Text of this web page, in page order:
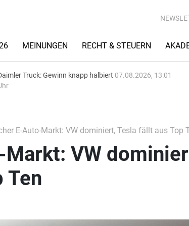
MEINUNGEN RECHT & STEUERN
Truck: Gewinn knapp halbiert 07.08.2026, 13:01
E-Auto-Markt: VW dominiert, Tesla fällt aus Top
VW
Ten